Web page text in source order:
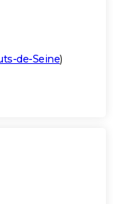
de-Seine)